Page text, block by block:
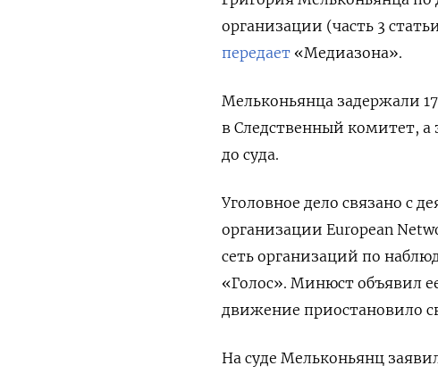
организации (часть 3
передает «Медиазона».
Мельконьянца задержали
в Следственный комитет, а
до суда.
Уголовное дело связано с
организации European
сеть организаций по
«Голос». Минюст объявил
движение приостановило
На суде Мельконьянц